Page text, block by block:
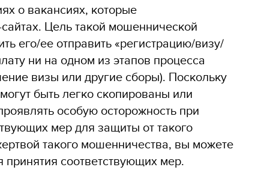
о вакансиях, которые
Цель такой мошеннической
его/ее отправить «регистрацию/визу/
ни на одном из этапов процесса
визы или другие сборы). Поскольку
быть легко скопированы или
особую осторожность при
мер для защиты от такого
такого мошенничества, вы можете
соответствующих мер.